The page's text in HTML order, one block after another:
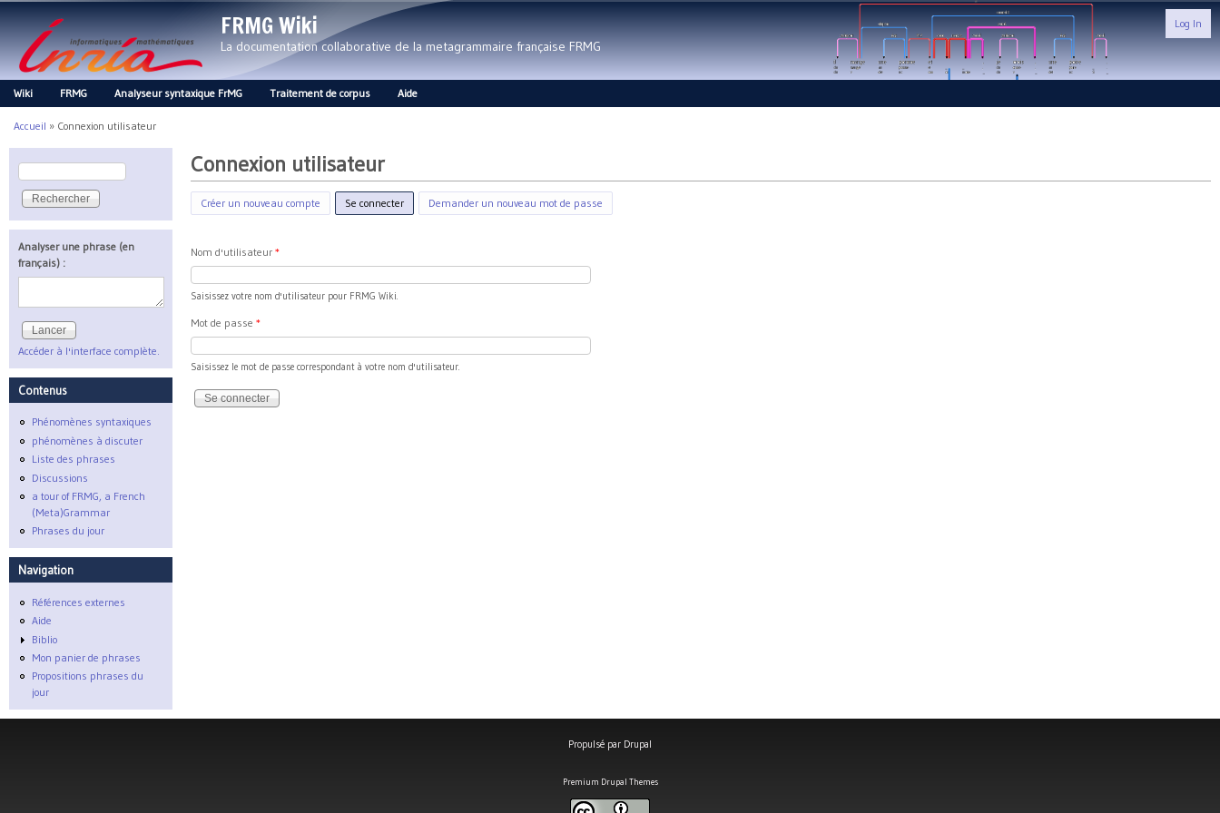
FRMG Wiki
La documentation collaborative de la metagrammaire française FRMG
Log In
Main menu
Wiki FRMG Analyseur syntaxique FrMG Traitement de corpus Aide
Vous êtes ici
Accueil » Connexion utilisateur
Connexion utilisateur
Créer un nouveau compte Se connecter (onglet actif)
Demander un nouveau mot de passe
Nom d'utilisateur *
Saisissez votre nom d'utilisateur pour FRMG Wiki.
Mot de passe *
Saisissez le mot de passe correspondant à votre nom d'utilisateur.
Formulaire de recherche
Rechercher
Analyser une phrase (en
français) :
Accéder à l'interface complète.
Contenus
Phénomènes syntaxiques
phénomènes à discuter
Liste des phrases
Discussions
a tour of FRMG, a French
(Meta)Grammar
Phrases du jour
Navigation
Références externes
Aide
Biblio
Mon panier de phrases
Propositions phrases du
jour
Propulsé par Drupal
Premium Drupal Themes